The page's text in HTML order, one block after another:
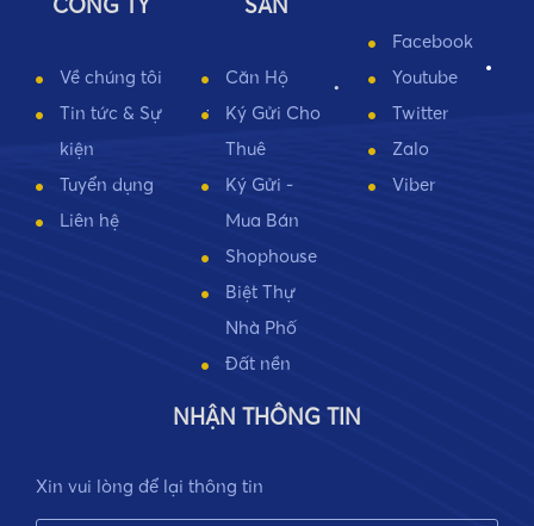
•
CÔNG TY
Về chúng tôi
Tin tức & Sự
kiện
Tuyển dụng
Liên hệ
SẢN
Căn Hộ
Ký Gửi Cho
Thuê
Ký Gửi -
Mua Bán
Shophouse
Biệt Thự
Nhà Phố
Đất nền
Facebook
Youtube
Twitter
Zalo
Viber
NHẬN THÔNG TIN
Xin vui lòng để lại thông tin